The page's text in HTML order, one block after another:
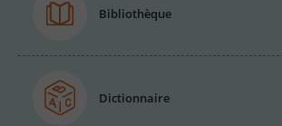
Bibliothèque
Dictionnaire